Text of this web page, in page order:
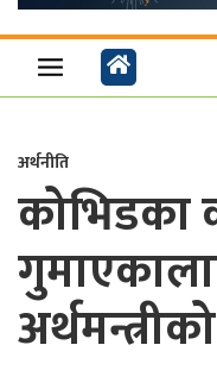
अर्थनीति
कोभिडका